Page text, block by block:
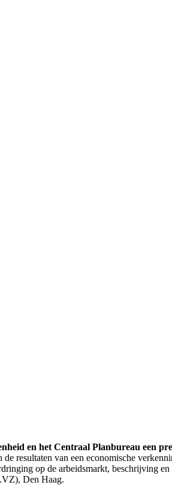
en het Centraal Planbureau een
de resultaten van een economische
op de arbeidsmarkt, beschrijving en
Den Haag.